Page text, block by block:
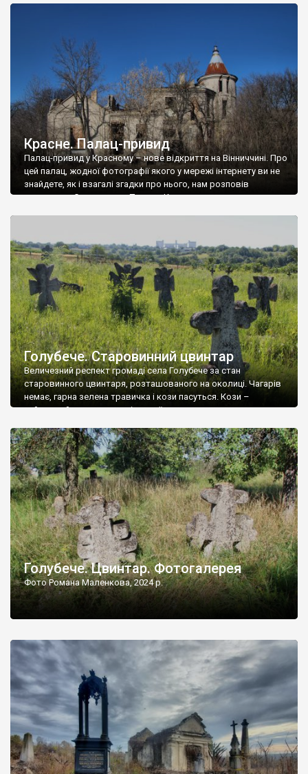
Красне. Палац-привид
Палац-привид у Красному – нове відкриття на Вінниччині. Про
цей палац, жодної фотографії якого у мережі інтернету ви не
знайдете, як і взагалі згадки про нього, нам розповів
мешканець Самгородка. Палац у Красному вразив не лише
Голубече. Старовинний цвинтар
Величезний респект громаді села Голубече за стан
старовинного цвинтаря, розташованого на околиці. Чагарів
немає, гарна зелена травичка і кози пасуться. Кози –
найкращий регулятор шкідливої, для старих кладовищ,
бруньками, кози ті бруньки обгризають, бо то улюблений
делікатес. На цвинтарі у Голубечому ціла колекція
різноманітних форм хрестів. Село відносно невелике, […]
Голубече. Цвинтар. Фотогалерея
Фото Романа Маленкова, 2024 р.